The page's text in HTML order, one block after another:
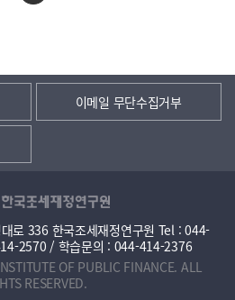
이메일 무단수집거부
로 336 한국조세재정연구원 Tel : 044-
2570 / 학습문의 : 044-414-2376
OF PUBLIC FINANCE. ALL
RESERVED.